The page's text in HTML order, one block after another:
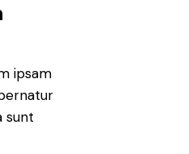
ipsam
sunt